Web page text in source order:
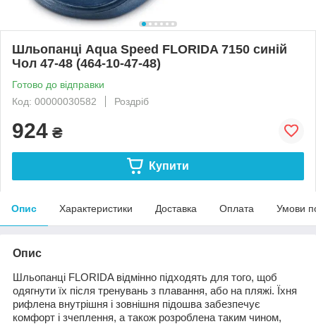
Шльопанці Aqua Speed ​​FLORIDA 7150 синій
Чол 47-48 (464-10-47-48)
Готово до відправки
Код: 00000030582
Роздріб
924 ₴
Купити
Опис Характеристики Доставка Оплата Умови
Опис
Шльопанці ​​FLORIDA відмінно підходять для того, щоб
одягнути їх після тренувань з плавання, або на пляжі. Їхня
рифлена внутрішня і зовнішня підошва забезпечує
комфорт і зчеплення, а також розроблена таким чином,